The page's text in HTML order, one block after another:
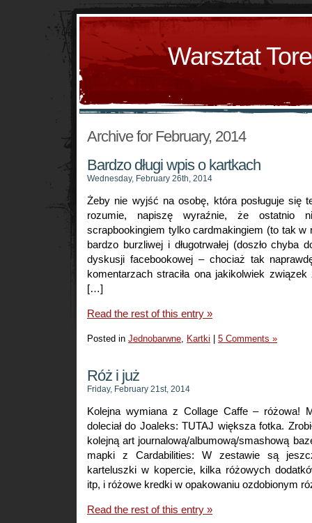
Warsztat
Archive for February, 2014
Bardzo długi wpis o kartkach
Wednesday, February 26th, 2014
Żeby nie wyjść na osobę, która posługuje się
rozumie, napiszę wyraźnie, że ostatnio
scrapbookingiem tylko cardmakingiem (to tak w
bardzo burzliwej i długotrwałej (doszło chyba
dyskusji facebookowej – chociaż tak
komentarzach straciła ona jakikolwiek związek
[…]
Read the rest of this entry »
Posted in Jednobarwne, Kartki 5 Comments »
Róż i już
Friday, February 21st, 2014
Kolejna wymiana z Collage Caffe – różowa!
doleciał do Joaleks: TUTAJ większa fotka.
kolejną art journalową/albumową/smashową
mapki z Cardabilities: W zestawie są
karteluszki w kopercie, kilka różowych
itp, i różowe kredki w opakowaniu ozdobionym
Read the rest of this entry »